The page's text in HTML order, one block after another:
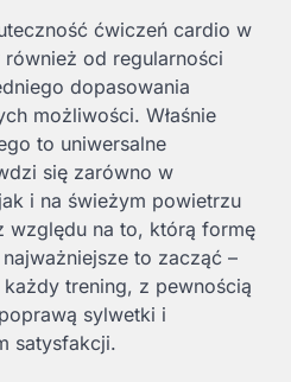
ćwiczeń cardio w
również od regularności
dopasowania
możliwości. Właśnie
to uniwersalne
się zarówno w
i na świeżym powietrzu
względu na to, którą formę
to zacząć –
trening, z pewnością
sylwetki i
satysfakcji.